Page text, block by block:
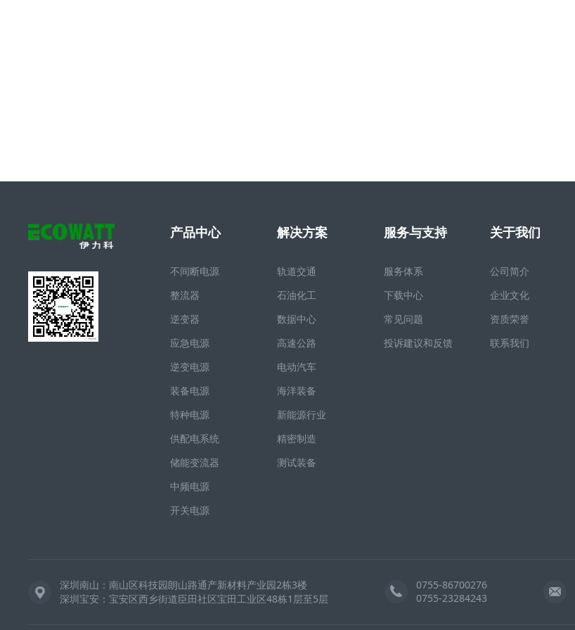
产品中心
不间断电源
整流器
逆变器
应急电源
逆变电源
装备电源
特种电源
供配电系统
储能变流器
中频电源
开关电源
解决方案
轨道交通
石油化工
数据中心
高速公路
电动汽车
海洋装备
新能源行业
精密制造
测试装备
服务与支持
服务体系
下载中心
常见问题
投诉建议和反馈
关于我们
公司简介
企业文化
资质荣誉
联系我们
深圳南山：南山区科技园朗山路通产新材料产业园2栋3楼
深圳宝安：宝安区西乡街道臣田社区宝田工业区48栋1层至5层
0755-86700276
0755-23284243